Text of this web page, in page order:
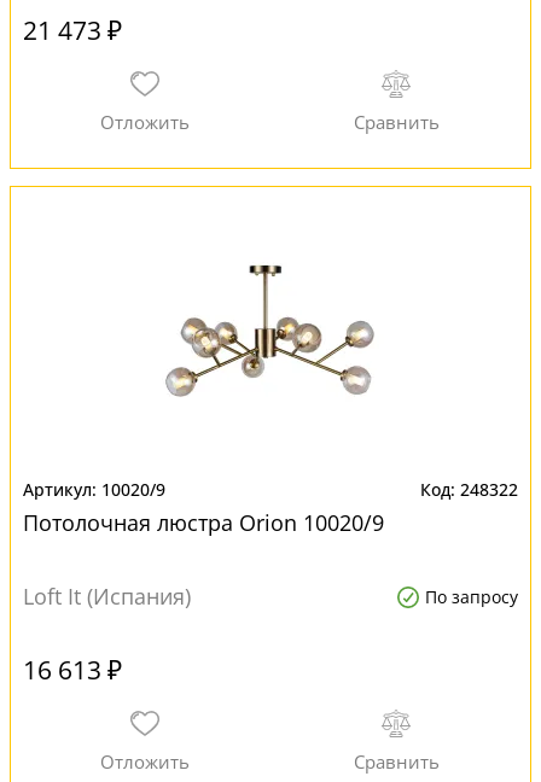
21 473 ₽
10020/9 248322
Потолочная люстра Orion 10020/9
Loft It (Испания) По запросу
16 613 ₽